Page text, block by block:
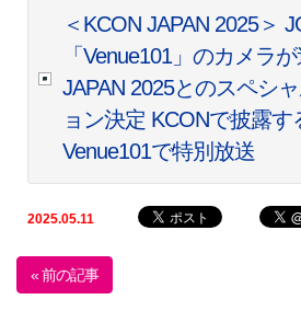
＜KCON JAPAN 2025＞
「Venue101」のカメラ
JAPAN 2025とのスペシ
ョン決定 KCONで披露す
Venue101で特別放送
2025.05.11
« 前の記事